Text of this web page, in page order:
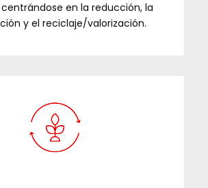
centrándose en la reducción, la
y el reciclaje/valorización.